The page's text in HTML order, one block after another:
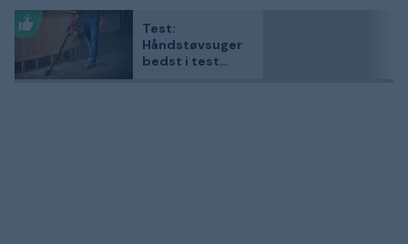
Test:
Håndstøvsuger
bedst i test